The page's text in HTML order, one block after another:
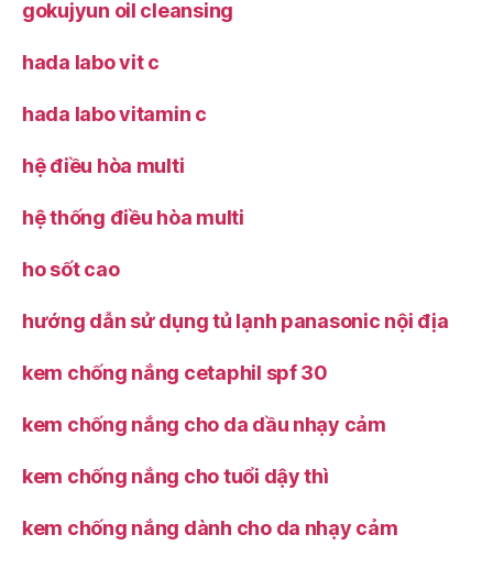
gokujyun oil cleansing
hada labo vit c
hada labo vitamin c
hệ điều hòa multi
hệ thống điều hòa multi
ho sốt cao
hướng dẫn sử dụng tủ lạnh panasonic nội địa
kem chống nắng cetaphil spf 30
kem chống nắng cho da dầu nhạy cảm
kem chống nắng cho tuổi dậy thì
kem chống nắng dành cho da nhạy cảm